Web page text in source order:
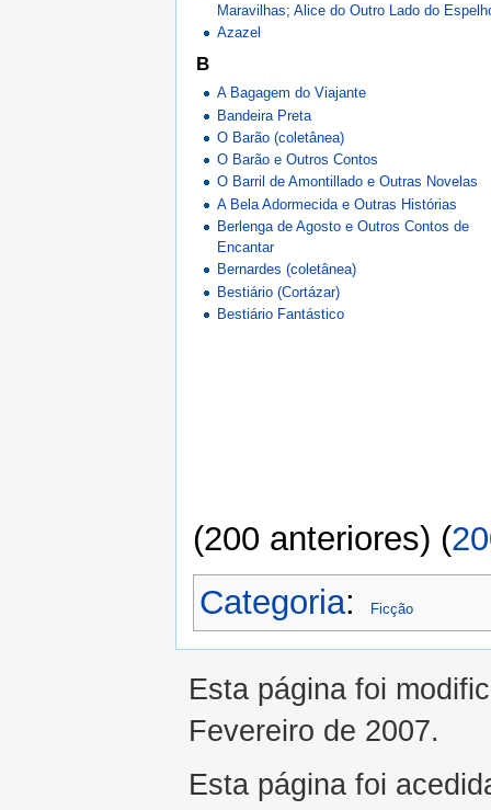
Maravilhas; Alice do Outro Lado do
Azazel
B
A Bagagem do Viajante
Bandeira Preta
O Barão (coletânea)
O Barão e Outros Contos
O Barril de Amontillado e Outras Novelas
A Bela Adormecida e Outras Histórias
Berlenga de Agosto e Outros Contos de
Encantar
Bernardes (coletânea)
Bestiário (Cortázar)
Bestiário Fantástico
(200 anteriores) (
Categoria: Ficção
Esta página foi
Fevereiro de 2007.
Esta página foi